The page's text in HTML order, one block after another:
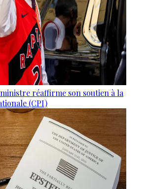
réaffirme son soutien à la
(CPI)